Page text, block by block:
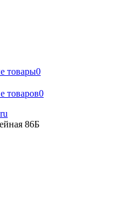
товары0
товаров0
86Б